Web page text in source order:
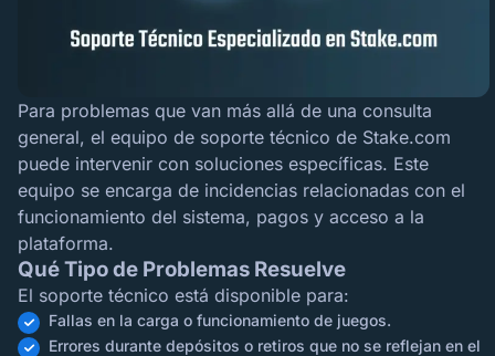
Para problemas que van más allá de una consulta
general, el equipo de soporte técnico de Stake.com
puede intervenir con soluciones específicas. Este
equipo se encarga de incidencias relacionadas con el
funcionamiento del sistema, pagos y acceso a la
plataforma.
Qué Tipo de Problemas Resuelve
El soporte técnico está disponible para:
Fallas en la carga o funcionamiento de juegos.
Errores durante depósitos o retiros que no se reflejan en el